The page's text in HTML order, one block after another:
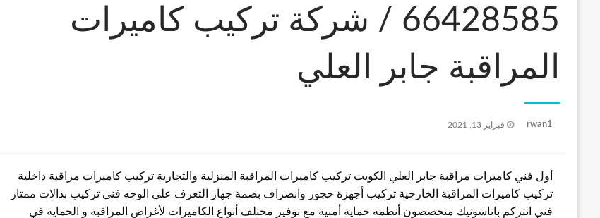
66428585 / شركة تركيب كاميرات
المراقبة جابر العلي
rwan1
نُشر
فبراير 13, 2021
أول فني كاميرات مراقبة جابر العلي الكويت تركيب كاميرات المراقبة المنزلية والتجارية تركيب كاميرات مراقبة داخلية
تركيب كاميرات المراقبة الخارجية تركيب أجهزة حجور وانصراف بصمة جهاز التعرف على الوجه فني تركيب بدالات ممتاز
فني انتركم باناسونيك متخصصون أنظمة حماية أمنية مع توفير مختلف أنواع الكاميرات لأغراض المراقبة و الحماية في